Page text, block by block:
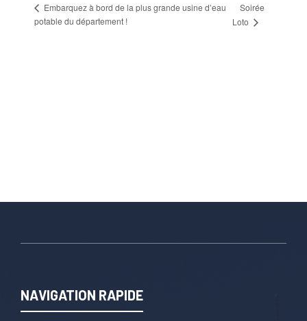
Embarquez à bord de la plus grande usine d’eau
potable du département !
Soirée
Loto
NAVIGATION RAPIDE